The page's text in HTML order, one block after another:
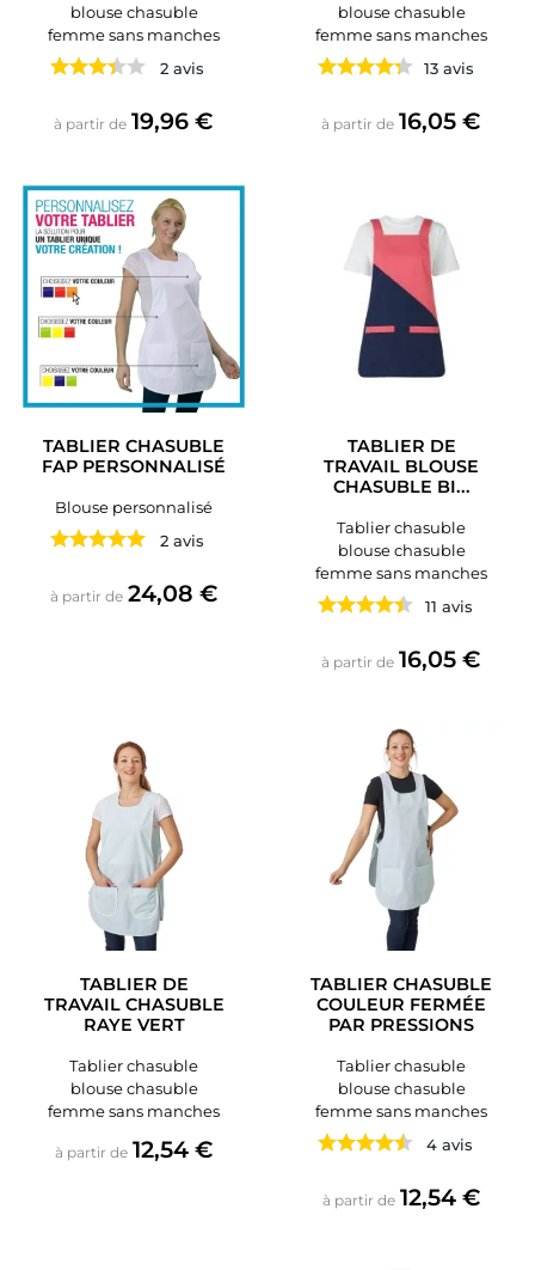
blouse chasuble
femme sans manches
2 avis
à partir de Prix
19,96 €
blouse chasuble
femme sans manches
13 avis
à partir de Prix
16,05 €
TABLIER CHASUBLE
FAP PERSONNALISÉ
Blouse personnalisé
2 avis
à partir de Prix
24,08 €
TABLIER DE
TRAVAIL BLOUSE
CHASUBLE BI...
Tablier chasuble
blouse chasuble
femme sans manches
11 avis
à partir de Prix
16,05 €
TABLIER DE
TRAVAIL CHASUBLE
RAYE VERT
Tablier chasuble
blouse chasuble
femme sans manches
à partir de Prix
12,54 €
TABLIER CHASUBLE
COULEUR FERMÉE
PAR PRESSIONS
Tablier chasuble
blouse chasuble
femme sans manches
4 avis
à partir de Prix
12,54 €